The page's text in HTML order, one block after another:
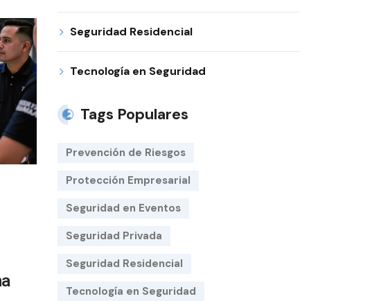
Seguridad Residencial
Tecnología en Seguridad
Tags Populares
Prevención de Riesgos
Protección Empresarial
Seguridad en Eventos
Seguridad Privada
Seguridad Residencial
Tecnología en Seguridad